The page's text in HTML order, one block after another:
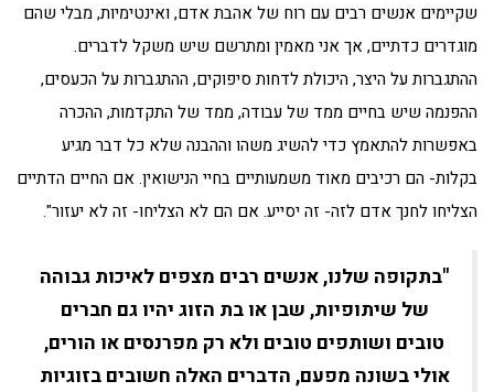
שקיימים אנשים רבים עם רוח של אהבת אדם, ואינטימיות, מבלי שהם
מוגדרים כדתיים, אך אני מאמין ומתרשם שיש משקל לדברים.
ההתגברות על היצר, היכולת לדחות סיפוקים, ההתגברות על הכעסים,
ההפנמה שיש בחיים ממד של עבודה, ממד של התקדמות, ההכרה
באפשרות להתאמץ כדי להשיג משהו וההבנה שלא כל דבר מגיע
בקלות- הם רכיבים מאוד משמעותיים בחיי הנישואין. אם החיים הדתיים
הצליחו לחנך אדם לזה- זה יסייע. אם הם לא הצליחו- זה לא יעזור".
"בתקופה שלנו, אנשים רבים מצפים לאיכות גבוהה
של שיתופיות, שבן או בת הזוג יהיו גם חברים
טובים ושותפים טובים ולא רק מפרנסים או הורים,
אולי בשונה מפעם, הדברים האלה חשובים בזוגיות